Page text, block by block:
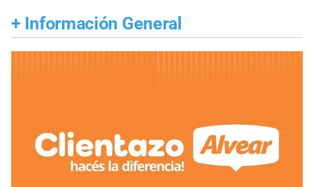
+ Información General